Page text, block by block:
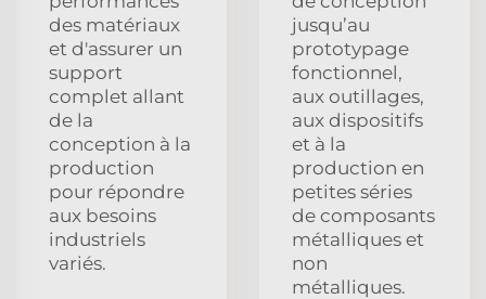
des matériaux
et d'assurer un
support
complet allant
de la
conception à la
production
pour répondre
aux besoins
industriels
variés.
jusqu’au
prototypage
fonctionnel,
aux outillages,
aux dispositifs
et à la
production en
petites séries
de composants
métalliques et
non
métalliques.